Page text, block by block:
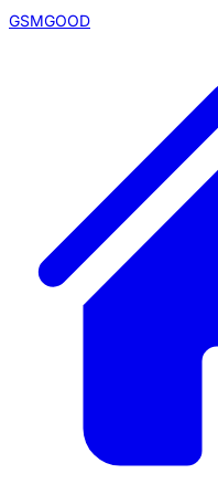
GSMGOOD